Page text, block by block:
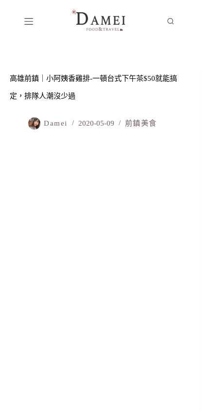
高雄前鎮｜小阿姨香雞排-一頓台式下午茶$50就能搞
定，排隊人潮沒少過
Damei 2020-05-09 前鎮美食